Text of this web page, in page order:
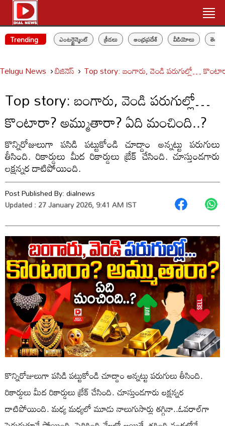
Trending ఎంటర్టైన్మెంట్ క్రీడలు ఆంధ్రప్రదేశ్ వీడియోలు
Telugu News బిజినెస్ Top story: బంగారు, వెండి పరుగుల్లో…
Top story: బంగారు, వెండి పరుగుల్లో…
కొంటారా? అమ్ముతారా? ఏది మంచింది..?
కొన్నిరోజులుగా పసిడి పట్టుకోండి చూద్దాం అన్నట్టు పరుగులు
తీసింది. రికార్డులు మీద రికార్డులు బ్రేక్ చేసింది. చూస్తుండగారు
లక్షన్నర దాటిపోయింది.
Post Published By:dialnews
Updated : 27 January 2026, 9:41 AM IST
కొన్నిరోజులుగా పసిడి పట్టుకోండి చూద్దాం అన్నట్టు పరుగులు తీసింది.
రికార్డులు మీద రికార్డులు బ్రేక్ చేసింది. చూస్తుండగారు లక్షన్నర
దాటిపోయింది. మధ్య మధ్యలో మూడు నాలుగుసార్లు తగ్గినా..ఓవరాల్‌గా